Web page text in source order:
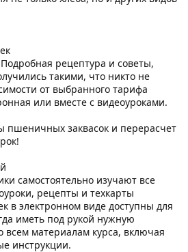
рецептура и советы,
такими, что никто не
от выбранного тарифа
или вместе с видеоуроками.
пшеничных заквасок и перерасчет
самостоятельно изучают все
рецепты и техкарты
в электронном виде доступны для
иметь под рукой нужную
материалам курса, включая
инструкции.